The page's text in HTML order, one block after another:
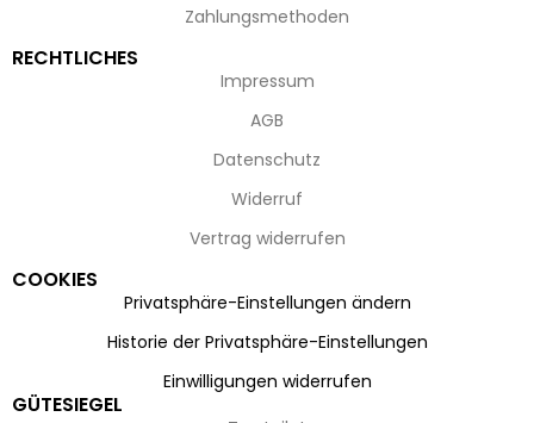
Zahlungsmethoden
RECHTLICHES
Impressum
AGB
Datenschutz
Widerruf
Vertrag widerrufen
COOKIES
Privatsphäre-Einstellungen ändern
Historie der Privatsphäre-Einstellungen
Einwilligungen widerrufen
GÜTESIEGEL